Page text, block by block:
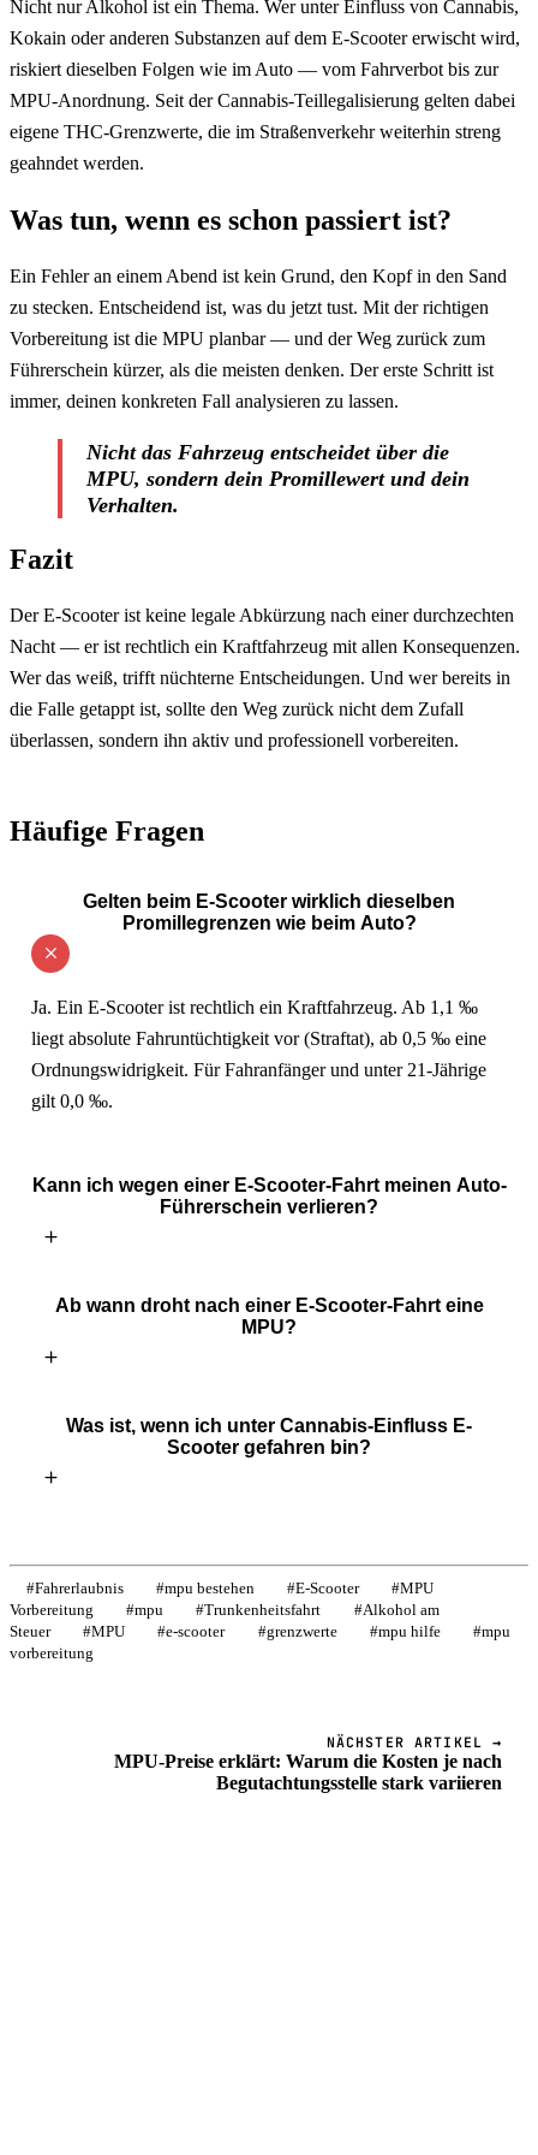
Nicht nur Alkohol ist ein Thema. Wer unter Einfluss von Cannabis,
Kokain oder anderen Substanzen auf dem E-Scooter erwischt wird,
riskiert dieselben Folgen wie im Auto — vom Fahrverbot bis zur
MPU-Anordnung. Seit der Cannabis-Teillegalisierung gelten dabei
eigene THC-Grenzwerte, die im Straßenverkehr weiterhin streng
geahndet werden.
Was tun, wenn es schon passiert ist?
Ein Fehler an einem Abend ist kein Grund, den Kopf in den Sand
zu stecken. Entscheidend ist, was du jetzt tust. Mit der richtigen
Vorbereitung ist die MPU planbar — und der Weg zurück zum
Führerschein kürzer, als die meisten denken. Der erste Schritt ist
immer, deinen konkreten Fall analysieren zu lassen.
Nicht das Fahrzeug entscheidet über die
MPU, sondern dein Promillewert und dein
Verhalten.
Fazit
Der E-Scooter ist keine legale Abkürzung nach einer durchzechten
Nacht — er ist rechtlich ein Kraftfahrzeug mit allen Konsequenzen.
Wer das weiß, trifft nüchterne Entscheidungen. Und wer bereits in
die Falle getappt ist, sollte den Weg zurück nicht dem Zufall
überlassen, sondern ihn aktiv und professionell vorbereiten.
Häufige Fragen
Gelten beim E-Scooter wirklich dieselben
Promillegrenzen wie beim Auto?
Ja. Ein E-Scooter ist rechtlich ein Kraftfahrzeug. Ab 1,1 ‰
liegt absolute Fahruntüchtigkeit vor (Straftat), ab 0,5 ‰ eine
Ordnungswidrigkeit. Für Fahranfänger und unter 21-Jährige
gilt 0,0 ‰.
Kann ich wegen einer E-Scooter-Fahrt meinen Auto-
Führerschein verlieren?
Ab wann droht nach einer E-Scooter-Fahrt eine
MPU?
Was ist, wenn ich unter Cannabis-Einfluss E-
Scooter gefahren bin?
#Fahrerlaubnis #mpu bestehen #E-Scooter #MPU
Vorbereitung
#mpu #Trunkenheitsfahrt #Alkohol am
Steuer
#MPU #e-scooter #grenzwerte #mpu hilfe #mpu
vorbereitung
NÄCHSTER ARTIKEL →
MPU-Preise erklärt: Warum die Kosten je nach
Begutachtungsstelle stark variieren